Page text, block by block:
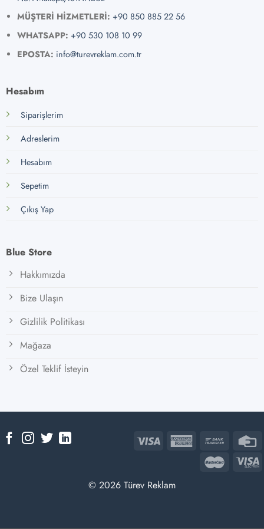
MÜŞTERİ HİZMETLERİ: +90 850 885 22 56
WHATSAPP: +90 530 108 10 99
EPOSTA: info@turevreklam.com.tr
Hesabım
Siparişlerim
Adreslerim
Hesabım
Sepetim
Çıkış Yap
Blue Store
Hakkımızda
Bize Ulaşın
Gizlilik Politikası
Mağaza
Özel Teklif İsteyin
© 2026 Türev Reklam